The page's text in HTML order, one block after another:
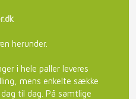
herunder.​
i hele paller leveres
mens enkelte sække
til dag. På samtlige